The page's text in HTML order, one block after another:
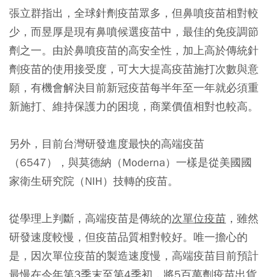
張立群指出，全球針劑疫苗眾多，但鼻噴疫苗相對較
少，而昱厚是現有鼻噴候選疫苗中，最佳的免疫調節
劑之一。由於鼻噴疫苗的高安全性，加上高於傳統針
劑疫苗的使用接受度，可大大提高疫苗施打次數與意
願，有機會解決目前新冠疫苗每半年至一年就必須重
新施打、維持保護力的困境，商業價值相對也較高。
另外，目前台灣研發進度最快的高端疫苗
（6547），與莫德納（Moderna）一樣是從美國國
家衛生研究院（NIH）技轉的疫苗。
從學理上判斷，高端疫苗是傳統的次單位疫苗 ，雖然
研發速度較慢，但疫苗品質相對較好。唯一擔心的
是，因次單位疫苗的製造速度慢，高端疫苗目前預計
最慢在今年第3季末至第4季初，將5百萬劑疫苗出貨